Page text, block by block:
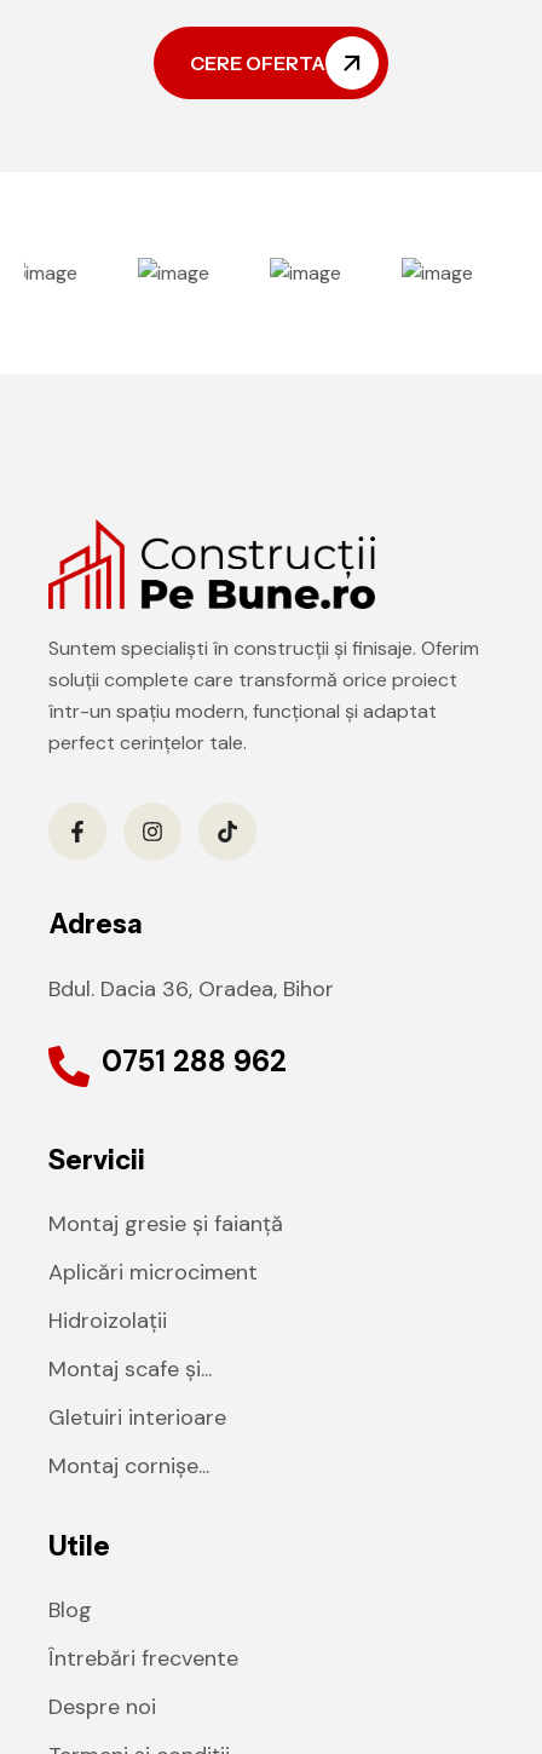
CERE OFERTA
Suntem specialiști în construcții și finisaje. Oferim
soluții complete care transformă orice proiect
într-un spațiu modern, funcțional și adaptat
perfect cerințelor tale.
Adresa
Bdul. Dacia 36, Oradea, Bihor
0751 288 962
Servicii
Montaj gresie și faianță
Aplicări microciment
Hidroizolații
Montaj scafe și...
Gletuiri interioare
Montaj cornișe...
Utile
Blog
Întrebări frecvente
Despre noi